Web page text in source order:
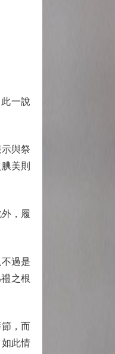
一說
與祭
美則
，履
過是
之根
，而
此情